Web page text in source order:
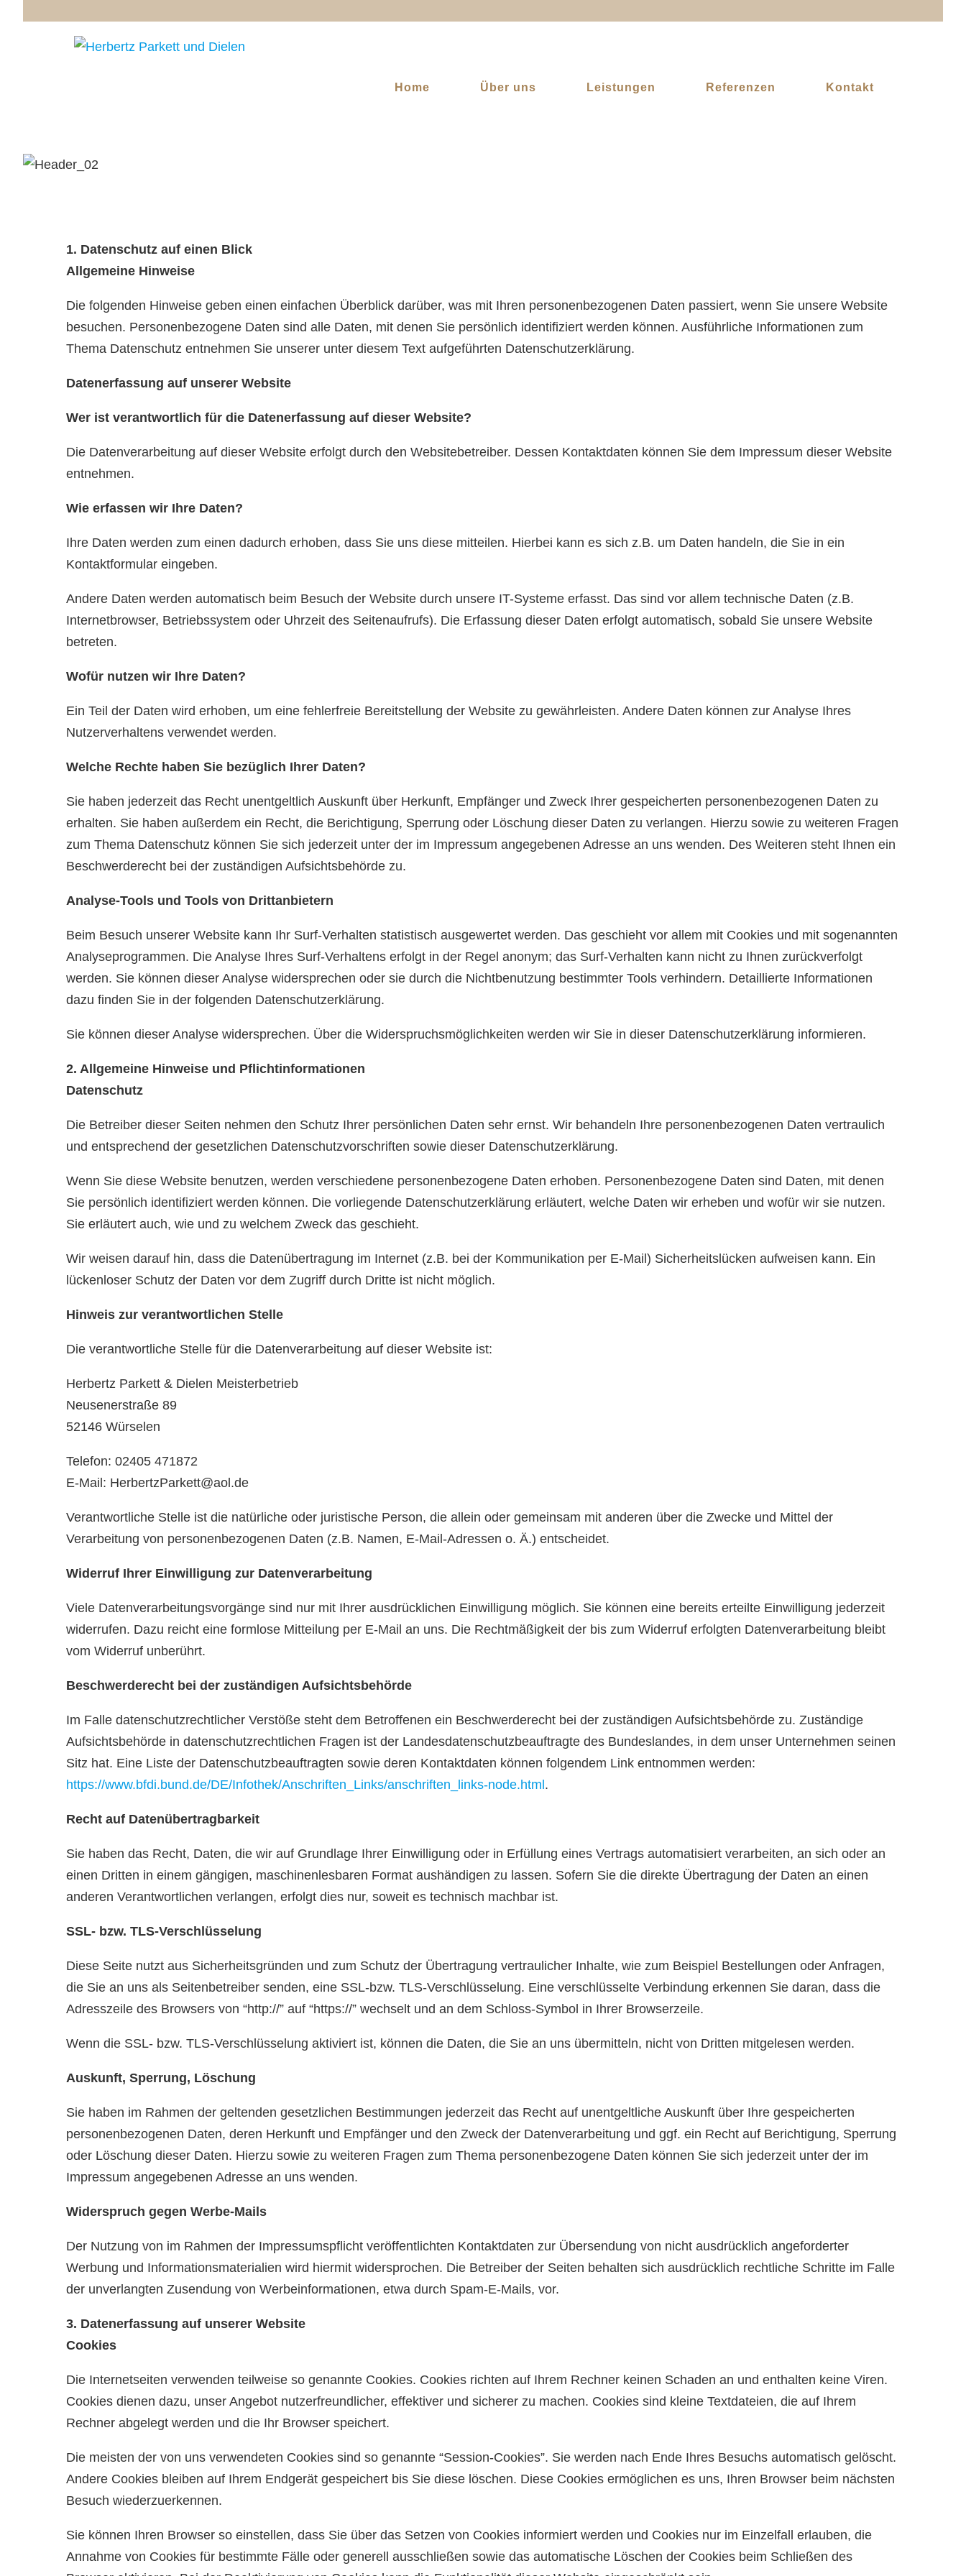
Home Über uns Leistungen Referenzen Kontakt
1. Datenschutz auf einen Blick
Allgemeine Hinweise
Die folgenden Hinweise geben einen einfachen Überblick darüber, was mit Ihren personenbezogenen Daten passiert, wenn Sie unsere Website
besuchen. Personenbezogene Daten sind alle Daten, mit denen Sie persönlich identifiziert werden können. Ausführliche Informationen zum
Thema Datenschutz entnehmen Sie unserer unter diesem Text aufgeführten Datenschutzerklärung.
Datenerfassung auf unserer Website
Wer ist verantwortlich für die Datenerfassung auf dieser Website?
Die Datenverarbeitung auf dieser Website erfolgt durch den Websitebetreiber. Dessen Kontaktdaten können Sie dem Impressum dieser Website
entnehmen.
Wie erfassen wir Ihre Daten?
Ihre Daten werden zum einen dadurch erhoben, dass Sie uns diese mitteilen. Hierbei kann es sich z.B. um Daten handeln, die Sie in ein
Kontaktformular eingeben.
Andere Daten werden automatisch beim Besuch der Website durch unsere IT-Systeme erfasst. Das sind vor allem technische Daten (z.B.
Internetbrowser, Betriebssystem oder Uhrzeit des Seitenaufrufs). Die Erfassung dieser Daten erfolgt automatisch, sobald Sie unsere Website
betreten.
Wofür nutzen wir Ihre Daten?
Ein Teil der Daten wird erhoben, um eine fehlerfreie Bereitstellung der Website zu gewährleisten. Andere Daten können zur Analyse Ihres
Nutzerverhaltens verwendet werden.
Welche Rechte haben Sie bezüglich Ihrer Daten?
Sie haben jederzeit das Recht unentgeltlich Auskunft über Herkunft, Empfänger und Zweck Ihrer gespeicherten personenbezogenen Daten zu
erhalten. Sie haben außerdem ein Recht, die Berichtigung, Sperrung oder Löschung dieser Daten zu verlangen. Hierzu sowie zu weiteren Fragen
zum Thema Datenschutz können Sie sich jederzeit unter der im Impressum angegebenen Adresse an uns wenden. Des Weiteren steht Ihnen ein
Beschwerderecht bei der zuständigen Aufsichtsbehörde zu.
Analyse-Tools und Tools von Drittanbietern
Beim Besuch unserer Website kann Ihr Surf-Verhalten statistisch ausgewertet werden. Das geschieht vor allem mit Cookies und mit sogenannten
Analyseprogrammen. Die Analyse Ihres Surf-Verhaltens erfolgt in der Regel anonym; das Surf-Verhalten kann nicht zu Ihnen zurückverfolgt
werden. Sie können dieser Analyse widersprechen oder sie durch die Nichtbenutzung bestimmter Tools verhindern. Detaillierte Informationen
dazu finden Sie in der folgenden Datenschutzerklärung.
Sie können dieser Analyse widersprechen. Über die Widerspruchsmöglichkeiten werden wir Sie in dieser Datenschutzerklärung informieren.
2. Allgemeine Hinweise und Pflichtinformationen
Datenschutz
Die Betreiber dieser Seiten nehmen den Schutz Ihrer persönlichen Daten sehr ernst. Wir behandeln Ihre personenbezogenen Daten vertraulich
und entsprechend der gesetzlichen Datenschutzvorschriften sowie dieser Datenschutzerklärung.
Wenn Sie diese Website benutzen, werden verschiedene personenbezogene Daten erhoben. Personenbezogene Daten sind Daten, mit denen
Sie persönlich identifiziert werden können. Die vorliegende Datenschutzerklärung erläutert, welche Daten wir erheben und wofür wir sie nutzen.
Sie erläutert auch, wie und zu welchem Zweck das geschieht.
Wir weisen darauf hin, dass die Datenübertragung im Internet (z.B. bei der Kommunikation per E-Mail) Sicherheitslücken aufweisen kann. Ein
lückenloser Schutz der Daten vor dem Zugriff durch Dritte ist nicht möglich.
Hinweis zur verantwortlichen Stelle
Die verantwortliche Stelle für die Datenverarbeitung auf dieser Website ist:
Herbertz Parkett & Dielen Meisterbetrieb
Neusenerstraße 89
52146 Würselen
Telefon: 02405 471872
E-Mail: HerbertzParkett@aol.de
Verantwortliche Stelle ist die natürliche oder juristische Person, die allein oder gemeinsam mit anderen über die Zwecke und Mittel der
Verarbeitung von personenbezogenen Daten (z.B. Namen, E-Mail-Adressen o. Ä.) entscheidet.
Widerruf Ihrer Einwilligung zur Datenverarbeitung
Viele Datenverarbeitungsvorgänge sind nur mit Ihrer ausdrücklichen Einwilligung möglich. Sie können eine bereits erteilte Einwilligung jederzeit
widerrufen. Dazu reicht eine formlose Mitteilung per E-Mail an uns. Die Rechtmäßigkeit der bis zum Widerruf erfolgten Datenverarbeitung bleibt
vom Widerruf unberührt.
Beschwerderecht bei der zuständigen Aufsichtsbehörde
Im Falle datenschutzrechtlicher Verstöße steht dem Betroffenen ein Beschwerderecht bei der zuständigen Aufsichtsbehörde zu. Zuständige
Aufsichtsbehörde in datenschutzrechtlichen Fragen ist der Landesdatenschutzbeauftragte des Bundeslandes, in dem unser Unternehmen seinen
Sitz hat. Eine Liste der Datenschutzbeauftragten sowie deren Kontaktdaten können folgendem Link entnommen werden:
https://www.bfdi.bund.de/DE/Infothek/Anschriften_Links/anschriften_links-node.html .
Recht auf Datenübertragbarkeit
Sie haben das Recht, Daten, die wir auf Grundlage Ihrer Einwilligung oder in Erfüllung eines Vertrags automatisiert verarbeiten, an sich oder an
einen Dritten in einem gängigen, maschinenlesbaren Format aushändigen zu lassen. Sofern Sie die direkte Übertragung der Daten an einen
anderen Verantwortlichen verlangen, erfolgt dies nur, soweit es technisch machbar ist.
SSL- bzw. TLS-Verschlüsselung
Diese Seite nutzt aus Sicherheitsgründen und zum Schutz der Übertragung vertraulicher Inhalte, wie zum Beispiel Bestellungen oder Anfragen,
die Sie an uns als Seitenbetreiber senden, eine SSL-bzw. TLS-Verschlüsselung. Eine verschlüsselte Verbindung erkennen Sie daran, dass die
Adresszeile des Browsers von “http://” auf “https://” wechselt und an dem Schloss-Symbol in Ihrer Browserzeile.
Wenn die SSL- bzw. TLS-Verschlüsselung aktiviert ist, können die Daten, die Sie an uns übermitteln, nicht von Dritten mitgelesen werden.
Auskunft, Sperrung, Löschung
Sie haben im Rahmen der geltenden gesetzlichen Bestimmungen jederzeit das Recht auf unentgeltliche Auskunft über Ihre gespeicherten
personenbezogenen Daten, deren Herkunft und Empfänger und den Zweck der Datenverarbeitung und ggf. ein Recht auf Berichtigung, Sperrung
oder Löschung dieser Daten. Hierzu sowie zu weiteren Fragen zum Thema personenbezogene Daten können Sie sich jederzeit unter der im
Impressum angegebenen Adresse an uns wenden.
Widerspruch gegen Werbe-Mails
Der Nutzung von im Rahmen der Impressumspflicht veröffentlichten Kontaktdaten zur Übersendung von nicht ausdrücklich angeforderter
Werbung und Informationsmaterialien wird hiermit widersprochen. Die Betreiber der Seiten behalten sich ausdrücklich rechtliche Schritte im Falle
der unverlangten Zusendung von Werbeinformationen, etwa durch Spam-E-Mails, vor.
3. Datenerfassung auf unserer Website
Cookies
Die Internetseiten verwenden teilweise so genannte Cookies. Cookies richten auf Ihrem Rechner keinen Schaden an und enthalten keine Viren.
Cookies dienen dazu, unser Angebot nutzerfreundlicher, effektiver und sicherer zu machen. Cookies sind kleine Textdateien, die auf Ihrem
Rechner abgelegt werden und die Ihr Browser speichert.
Die meisten der von uns verwendeten Cookies sind so genannte “Session-Cookies”. Sie werden nach Ende Ihres Besuchs automatisch gelöscht.
Andere Cookies bleiben auf Ihrem Endgerät gespeichert bis Sie diese löschen. Diese Cookies ermöglichen es uns, Ihren Browser beim nächsten
Besuch wiederzuerkennen.
Sie können Ihren Browser so einstellen, dass Sie über das Setzen von Cookies informiert werden und Cookies nur im Einzelfall erlauben, die
Annahme von Cookies für bestimmte Fälle oder generell ausschließen sowie das automatische Löschen der Cookies beim Schließen des